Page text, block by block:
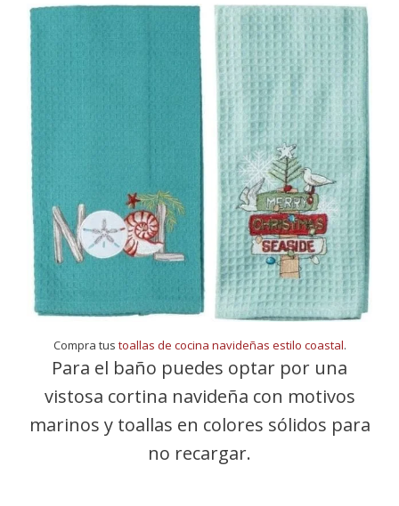
Compra tus toallas de cocina navideñas estilo coastal.
Para el baño puedes optar por una
vistosa cortina navideña con motivos
marinos y toallas en colores sólidos para
no recargar.